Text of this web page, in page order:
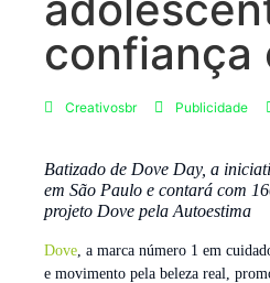
confiança
Creativosbr Publicidade
Batizado de Dove Day, a
em São Paulo e contará com
projeto Dove pela Autoestima
Dove , a marca número 1 em
e movimento pela beleza real,